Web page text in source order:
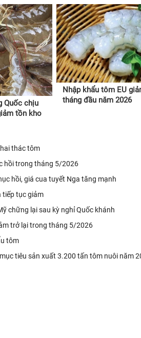
Quốc chịu
tồn kho
Nhập khẩu tôm EU
tháng đầu năm 2026
thác tôm
hồi trong tháng 5/2026
hồi, giá cua tuyết Nga tăng mạnh
tiếp tục giảm
chững lại sau kỳ nghỉ Quốc khánh
trở lại trong tháng 5/2026
tôm
tiêu sản xuất 3.200 tấn tôm nuôi năm